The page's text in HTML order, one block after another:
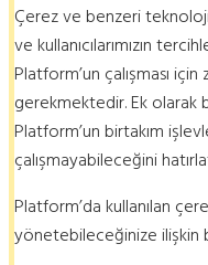
Çerez ve benzeri
ve kullanıcılarımızın
Platform’un çalışması
gerekmektedir. Ek olarak
Platform’un birtakım
çalışmayabileceğini
Platform’da kullanılan
yönetebileceğinize ilişkin